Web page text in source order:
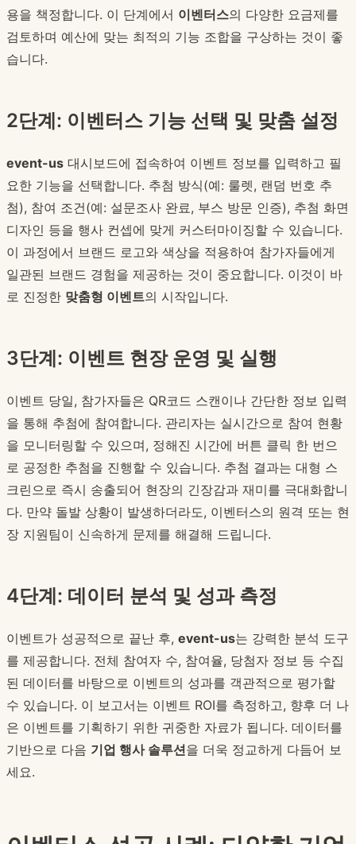
용을 책정합니다. 이 단계에서 이벤터스의 다양한 요금제를
검토하며 예산에 맞는 최적의 기능 조합을 구상하는 것이 좋
습니다.
2단계: 이벤터스 기능 선택 및 맞춤 설정
event-us 대시보드에 접속하여 이벤트 정보를 입력하고 필
요한 기능을 선택합니다. 추첨 방식(예: 룰렛, 랜덤 번호 추
첨), 참여 조건(예: 설문조사 완료, 부스 방문 인증), 추첨 화면
디자인 등을 행사 컨셉에 맞게 커스터마이징할 수 있습니다.
이 과정에서 브랜드 로고와 색상을 적용하여 참가자들에게
일관된 브랜드 경험을 제공하는 것이 중요합니다. 이것이 바
로 진정한 맞춤형 이벤트의 시작입니다.
3단계: 이벤트 현장 운영 및 실행
이벤트 당일, 참가자들은 QR코드 스캔이나 간단한 정보 입력
을 통해 추첨에 참여합니다. 관리자는 실시간으로 참여 현황
을 모니터링할 수 있으며, 정해진 시간에 버튼 클릭 한 번으
로 공정한 추첨을 진행할 수 있습니다. 추첨 결과는 대형 스
크린으로 즉시 송출되어 현장의 긴장감과 재미를 극대화합니
다. 만약 돌발 상황이 발생하더라도, 이벤터스의 원격 또는 현
장 지원팀이 신속하게 문제를 해결해 드립니다.
4단계: 데이터 분석 및 성과 측정
이벤트가 성공적으로 끝난 후, event-us는 강력한 분석 도구
를 제공합니다. 전체 참여자 수, 참여율, 당첨자 정보 등 수집
된 데이터를 바탕으로 이벤트의 성과를 객관적으로 평가할
수 있습니다. 이 보고서는 이벤트 ROI를 측정하고, 향후 더 나
은 이벤트를 기획하기 위한 귀중한 자료가 됩니다. 데이터를
기반으로 다음 기업 행사 솔루션을 더욱 정교하게 다듬어 보
세요.